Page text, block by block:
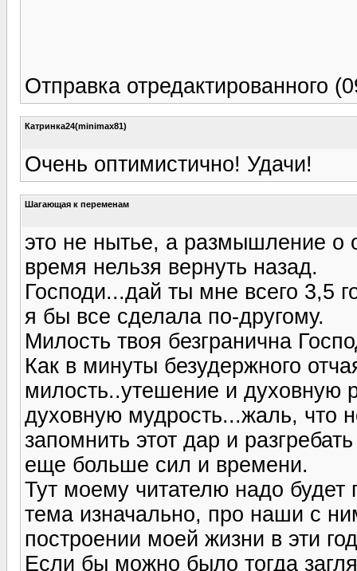
Отправка отредактированного
Катринка24(minimax81)
Очень оптимистично! Удачи!
Шагающая к переменам
это не нытье, а размышление о
время нельзя вернуть назад.
Господи...дай ты мне всего 3,5
я бы все сделала по-другому.
Милость твоя безгранична
Как в минуты безудержного
милость..утешение и духовную
духовную мудрость...жаль, что
запомнить этот дар и
еще больше сил и времени.
Тут моему читателю надо
тема изначально, про наши с
построении моей жизни в эти
Если бы можно было тогда